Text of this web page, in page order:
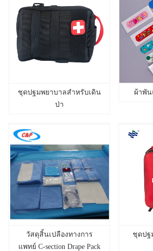
ชุดปฐมพยาบาลสำหรับเดิน
ป่า
ผ้าพั
วัสดุสิ้นเปลืองทางการ
แพทย์ C-section Drape Pack
ชุดปฐ